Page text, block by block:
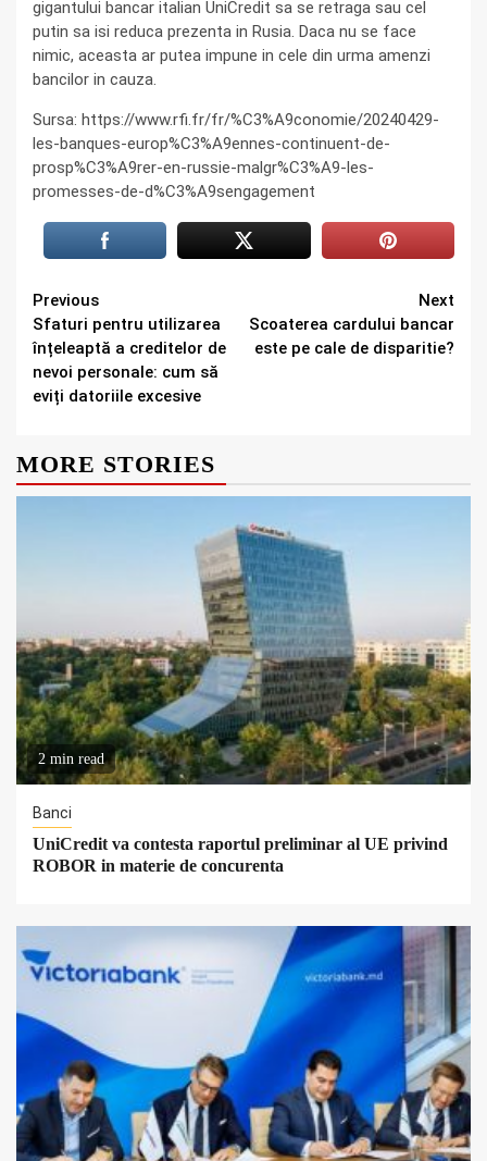
gigantului bancar italian UniCredit sa se retraga sau cel
putin sa isi reduca prezenta in Rusia. Daca nu se face
nimic, aceasta ar putea impune in cele din urma amenzi
bancilor in cauza.
Sursa: https://www.rfi.fr/fr/%C3%A9conomie/20240429-
les-banques-europ%C3%A9ennes-continuent-de-
prosp%C3%A9rer-en-russie-malgr%C3%A9-les-
promesses-de-d%C3%A9sengagement
Continue
Reading
Previous
Sfaturi pentru utilizarea
înțeleaptă a creditelor de
nevoi personale: cum să
eviți datoriile excesive
Next
Scoaterea cardului bancar
este pe cale de disparitie?
MORE STORIES
2 min read
Banci
UniCredit va contesta raportul preliminar al UE privind
ROBOR in materie de concurenta